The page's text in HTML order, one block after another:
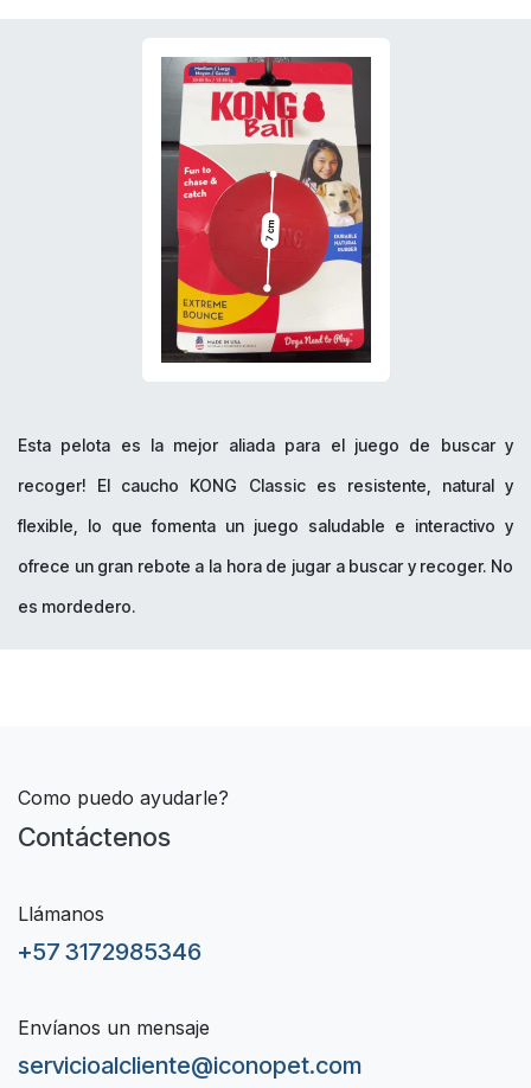
Esta pelota es la mejor aliada para el juego de buscar y
recoger! El caucho KONG Classic es resistente, natural y
flexible, lo que fomenta un juego saludable e interactivo y
ofrece un gran rebote a la hora de jugar a buscar y recoger. No
es mordedero.
Como puedo ayudarle?
Contáctenos
Llámanos
+57 3172985346
Envíanos un mensaje
servicioalcliente@iconopet.com